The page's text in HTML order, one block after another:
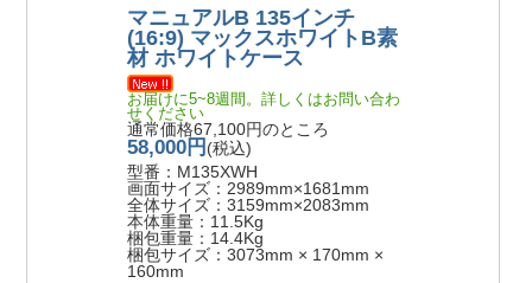
マニュアルB 135インチ
(16:9) マックスホワイトB素
材 ホワイトケース
お届けに5~8週間。詳しくはお問い合わ
せください
通常価格67,100円のところ
58,000円 (税込)
型番：M135XWH
画面サイズ：2989mm×1681mm
全体サイズ：3159mm×2083mm
本体重量：11.5Kg
梱包重量：14.4Kg
梱包サイズ：3073mm × 170mm ×
160mm